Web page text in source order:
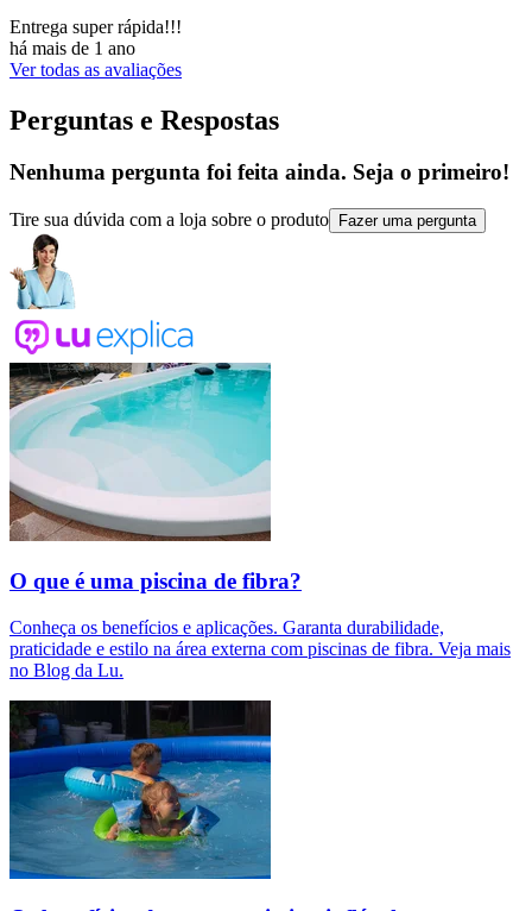
Entrega super rápida!!!
há mais de 1 ano
Ver todas as avaliações
Perguntas e Respostas
Nenhuma pergunta foi feita ainda. Seja o primeiro!
Tire sua dúvida com a loja sobre o produto Fazer uma pergunta
O que é uma piscina de fibra?
Conheça os benefícios e aplicações. Garanta durabilidade,
praticidade e estilo na área externa com piscinas de fibra. Veja mais
no Blog da Lu.